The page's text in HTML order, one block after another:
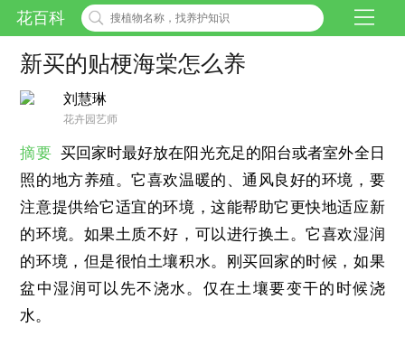
花百科
新买的贴梗海棠怎么养
刘慧琳
花卉园艺师
摘要 买回家时最好放在阳光充足的阳台或者室外全日
照的地方养殖。它喜欢温暖的、通风良好的环境，要
注意提供给它适宜的环境，这能帮助它更快地适应新
的环境。如果土质不好，可以进行换土。它喜欢湿润
的环境，但是很怕土壤积水。刚买回家的时候，如果
盆中湿润可以先不浇水。仅在土壤要变干的时候浇
水。